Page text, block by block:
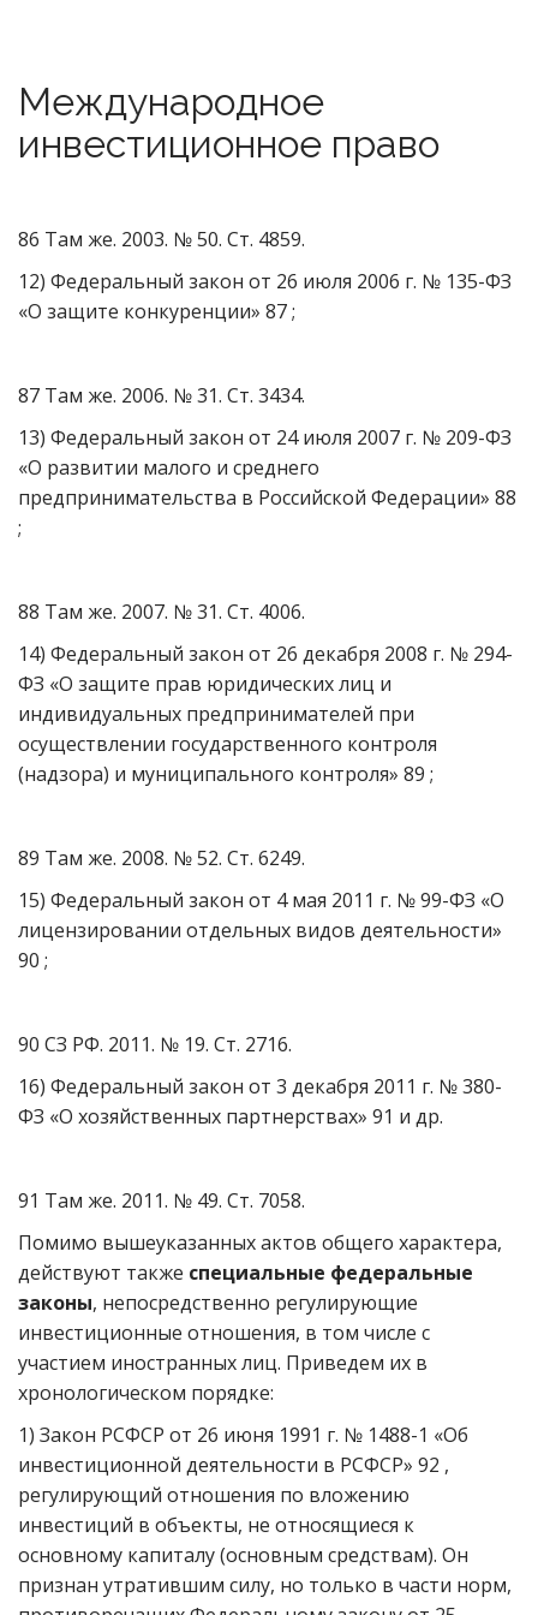
Международное
инвестиционное право
86 Там же. 2003. № 50. Ст. 4859.
12) Федеральный закон от 26 июля 2006 г. № 135-ФЗ
«О защите конкуренции» 87 ;
87 Там же. 2006. № 31. Ст. 3434.
13) Федеральный закон от 24 июля 2007 г. № 209-ФЗ
«О развитии малого и среднего
предпринимательства в Российской Федерации» 88
;
88 Там же. 2007. № 31. Ст. 4006.
14) Федеральный закон от 26 декабря 2008 г. № 294-
ФЗ «О защите прав юридических лиц и
индивидуальных предпринимателей при
осуществлении государственного контроля
(надзора) и муниципального контроля» 89 ;
89 Там же. 2008. № 52. Ст. 6249.
15) Федеральный закон от 4 мая 2011 г. № 99-ФЗ «О
лицензировании отдельных видов деятельности»
90 ;
90 СЗ РФ. 2011. № 19. Ст. 2716.
16) Федеральный закон от 3 декабря 2011 г. № 380-
ФЗ «О хозяйственных партнерствах» 91 и др.
91 Там же. 2011. № 49. Ст. 7058.
Помимо вышеуказанных актов общего характера,
действуют также специальные федеральные
законы, непосредственно регулирующие
инвестиционные отношения, в том числе с
участием иностранных лиц. Приведем их в
хронологическом порядке:
1) Закон РСФСР от 26 июня 1991 г. № 1488-1 «Об
инвестиционной деятельности в РСФСР» 92 ,
регулирующий отношения по вложению
инвестиций в объекты, не относящиеся к
основному капиталу (основным средствам). Он
признан утратившим силу, но только в части норм,